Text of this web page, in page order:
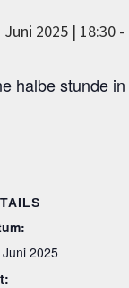
Juni 2025 | 18:30 -
halbe stunde
Juni 2025